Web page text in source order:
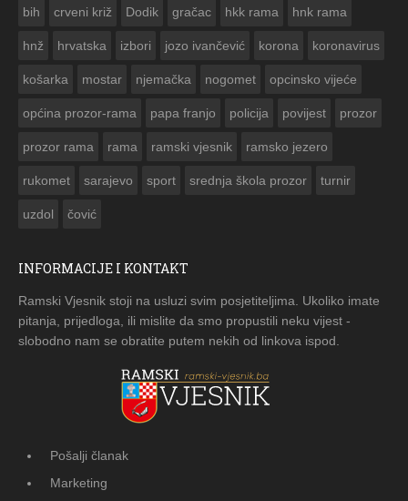
bih crveni križ Dodik gračac hkk rama hnk rama
hnž hrvatska izbori jozo ivančević korona koronavirus
košarka mostar njemačka nogomet opcinsko vijeće
općina prozor-rama papa franjo policija povijest prozor
prozor rama rama ramski vjesnik ramsko jezero
rukomet sarajevo sport srednja škola prozor turnir
uzdol čović
INFORMACIJE I KONTAKT
Ramski Vjesnik stoji na usluzi svim posjetiteljima. Ukoliko imate
pitanja, prijedloga, ili mislite da smo propustili neku vijest -
slobodno nam se obratite putem nekih od linkova ispod.
Pošalji članak
Marketing